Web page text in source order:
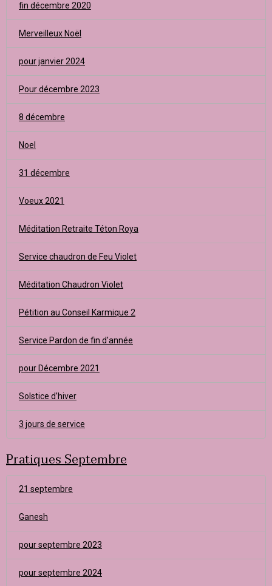
fin décembre 2020
Merveilleux Noël
pour janvier 2024
Pour décembre 2023
8 décembre
Noel
31 décembre
Voeux 2021
Méditation Retraite Téton Roya
Service chaudron de Feu Violet
Méditation Chaudron Violet
Pétition au Conseil Karmique 2
Service Pardon de fin d'année
pour Décembre 2021
Solstice d’hiver
3 jours de service
Pratiques Septembre
21 septembre
Ganesh
pour septembre 2023
pour septembre 2024